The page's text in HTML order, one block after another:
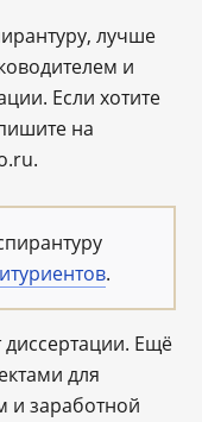
лучше
и
Если хотите
на
.
Ещё
для
и заработной